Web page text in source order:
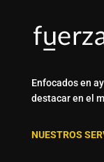
Enfocados en
destacar en el
NUESTROS